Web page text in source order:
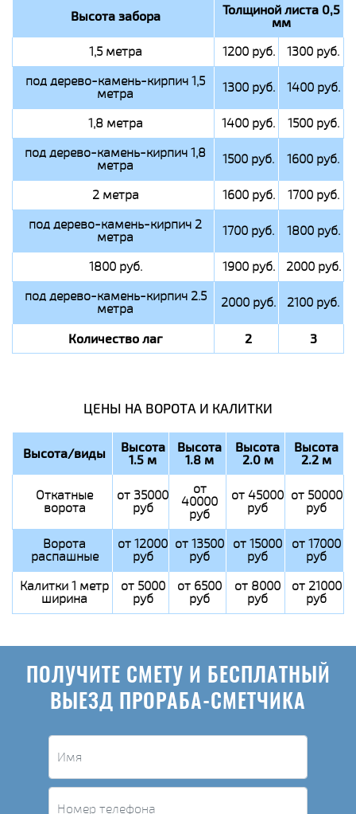
Высота забора Толщиной листа 0,5
мм
1,5 метра 1200 руб.
1300 руб.
под дерево-камень-кирпич 1,5
метра 1300 руб. 1400 руб.
1,8 метра 1400 руб.
1500 руб.
под дерево-камень-кирпич 1,8
метра 1500 руб. 1600 руб.
2 метра 1600 руб.
1700 руб.
под дерево-камень-кирпич 2
метра 1700 руб. 1800 руб.
1800 руб. 1900 руб.
2000 руб.
под дерево-камень-кирпич 2.5
метра 2000 руб. 2100 руб.
Количество лаг 2 3
ЦЕНЫ НА ВОРОТА И КАЛИТКИ
Высота/виды Высота
1.5 м
Высота
1.8 м
Высота
2.0 м
Высота
2.2 м
Откатные
ворота
от 35000
руб
от
40000
руб
от 45000
руб
от 50000
руб
Ворота
распашные
от 12000
руб
от 13500
руб
от 15000
руб
от 17000
руб
Калитки 1 метр
ширина
от 5000
руб
от 6500
руб
от 8000
руб
от 21000
руб
ПОЛУЧИТЕ СМЕТУ И БЕСПЛАТНЫЙ
ВЫЕЗД ПРОРАБА-СМЕТЧИКА